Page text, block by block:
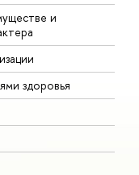
и
здоровья